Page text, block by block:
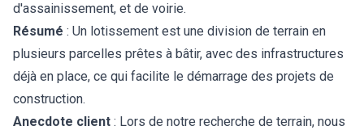
d'assainissement, et de voirie.
Résumé : Un lotissement est une division de terrain en
plusieurs parcelles prêtes à bâtir, avec des infrastructures
déjà en place, ce qui facilite le démarrage des projets de
construction.
Anecdote client : Lors de notre recherche de terrain, nous